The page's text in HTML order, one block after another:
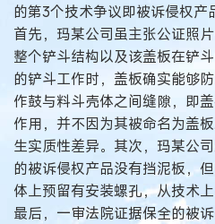
的第3个技术争议即被诉侵权
首先，玛某公司虽主张公证照
整个铲斗结构以及该盖板在铲
的铲斗工作时，盖板确实能够
作鼓与料斗壳体之间缝隙，即
作用，并不因为其被命名为盖
生实质性差异。其次，玛某公
的被诉侵权产品没有挡泥板，
体上预留有安装螺孔，从技术
最后，一审法院证据保全的被